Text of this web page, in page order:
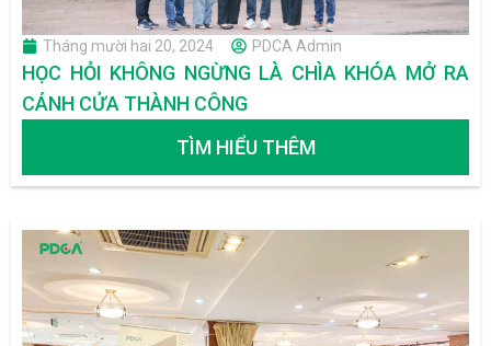
Tháng mười hai 20, 2024 PDCA Admin
HỌC HỎI KHÔNG NGỪNG LÀ CHÌA KHÓA MỞ RA
CÁNH CỬA THÀNH CÔNG
TÌM HIỂU THÊM